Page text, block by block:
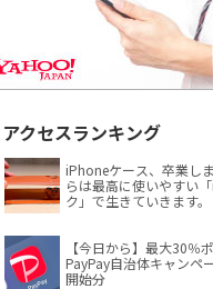
アクセスランキング
iPhoneケース、卒業し
らは最高に使いやすい
ク」で生きていきます。
【今日から】最大30％
PayPay自治体キャンペ
開始分